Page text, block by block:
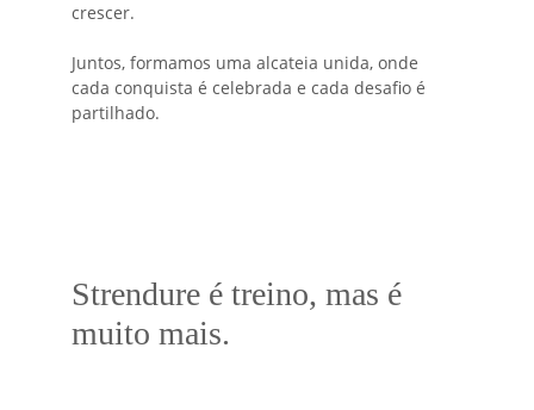
crescer.
Juntos, formamos uma alcateia unida, onde
cada conquista é celebrada e cada desafio é
partilhado.
Strendure é treino, mas é
muito mais.